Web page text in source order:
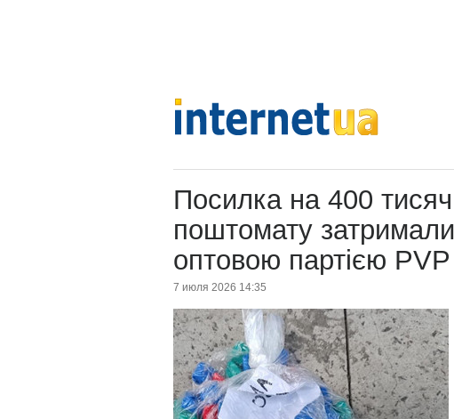
Посилка на 400
поштомату
оптовою партією PVP
7 июля 2026 14:35